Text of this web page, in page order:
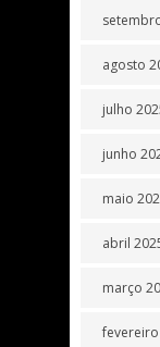
agosto
julho
junho
maio
abril
março